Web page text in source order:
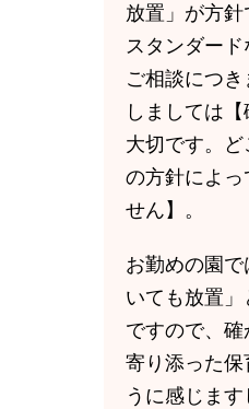
放置」が方
スタンダー
ご相談につ
しましては
大切です。
の方針によっ
せん】。
お勤めの園
いても放置」
ですので、
寄り添った保
うに感じま